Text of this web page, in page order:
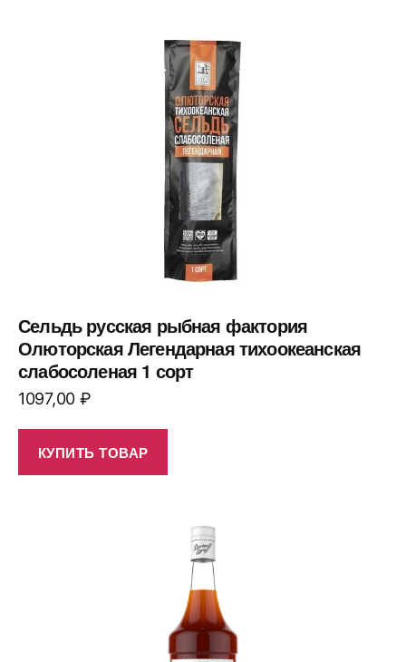
Сельдь русская рыбная фактория
Олюторская Легендарная тихоокеанская
слабосоленая 1 сорт
1097,00 ₽
КУПИТЬ ТОВАР